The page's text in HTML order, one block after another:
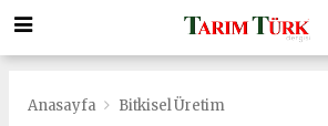
Anasayfa Bitkisel Üretim